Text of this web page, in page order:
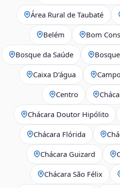
Área Rural de Taubaté
Belém Bom
Bosque da Saúde
Caixa D’água
Centro
Chácara Doutor Hipólito
Chácara Flórida
Chácara Guizard
Chácara São Félix